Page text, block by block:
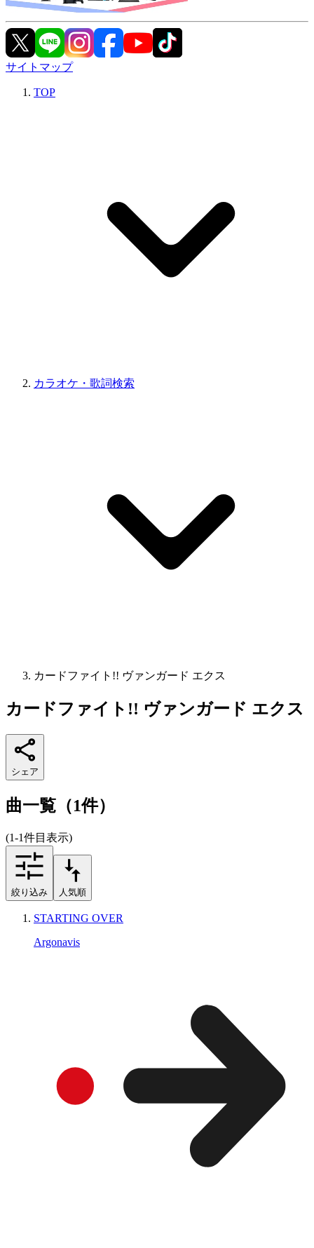
サイトマップ
TOP
カラオケ・歌詞検索
カードファイト!! ヴァンガード エクス
カードファイト!! ヴァンガード エクス
シェア
曲一覧（1件）
(1-1件目表示)
絞り込み 人気順
STARTING OVER
Argonavis